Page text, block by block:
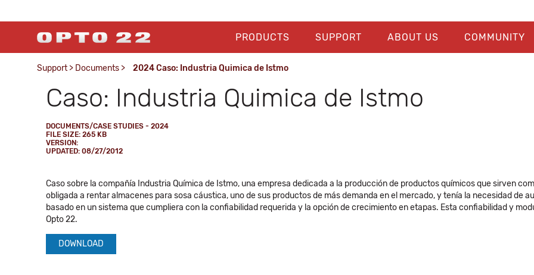
PRODUCTS SUPPORT ABOUT US COMMUNITY
Support > Documents > 2024 Caso: Industria Quimica de Istmo
Caso: Industria Quimica de Istmo
DOCUMENTS/CASE STUDIES - 2024
FILE SIZE: 265 KB
VERSION:
UPDATED: 08/27/2012
Caso sobre la compañía Industria Química de Istmo, una empresa dedicada a la producción de productos químicos que sirven
obligada a rentar almacenes para sosa cáustica, uno de sus productos de más demanda en el mercado, y tenía la necesidad de
basado en un sistema que cumpliera con la confiabilidad requerida y la opción de crecimiento en etapas. Esta confiabilidad y
Opto 22.
DOWNLOAD